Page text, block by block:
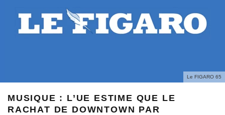
Le FIGARO 65
MUSIQUE : L’UE ESTIME QUE LE
RACHAT DE DOWNTOWN PAR